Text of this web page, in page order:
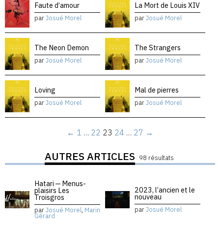
Faute d’amour
parJosué Morel
La Mort de Louis XIV
parJosué Morel
The Neon Demon
parJosué Morel
The Strangers
parJosué Morel
Loving
parJosué Morel
Mal de pierres
parJosué Morel
← 1 … 22 23 24 … 27 →
AUTRES ARTICLES 98 résultats
Hatari — Menus-
plaisirs Les
Troisgros
parJosué Morel, Marin
Gérard
2023, l’ancien et le
nouveau
parJosué Morel